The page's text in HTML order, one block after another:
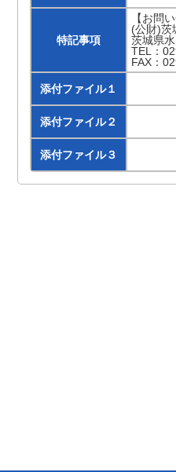
特記事項
【お問
(公財)茨
茨城県
TEL：
FAX：
添付ファイル１
添付ファイル２
添付ファイル３